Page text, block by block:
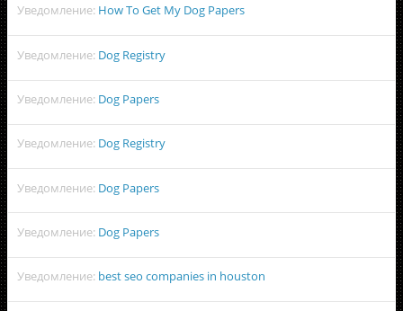
Уведомление: How To Get My Dog Papers
Уведомление: Dog Registry
Уведомление: Dog Papers
Уведомление: Dog Registry
Уведомление: Dog Papers
Уведомление: Dog Papers
Уведомление: best seo companies in houston